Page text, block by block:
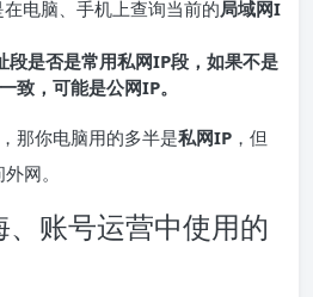
电脑、手机上查询当前的局域网I
段是否是常用私网IP段，如果不是
致，可能是公网IP。
那你电脑用的多半是私网IP ，但
网。
账号运营中使用的